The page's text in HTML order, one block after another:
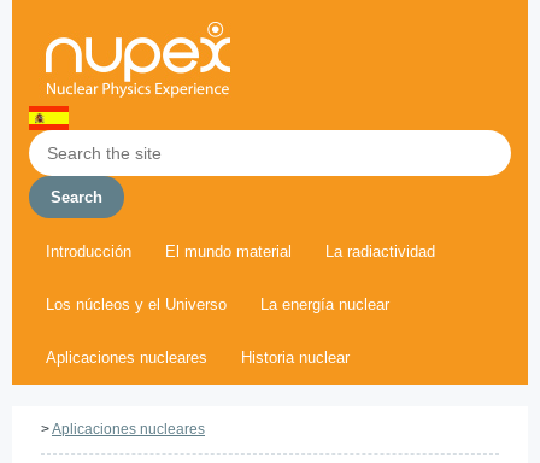
Introducción El mundo material La radiactividad
Los núcleos y el Universo La energía nuclear
Aplicaciones nucleares Historia nuclear
>Aplicaciones nucleares